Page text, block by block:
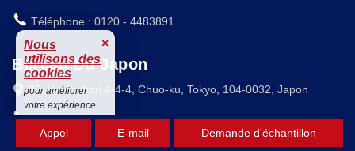
Appel E-mail Demande d'échantillon
Téléphone : 0120 - 4483891
Bureau Du Japon
3F, Hatchobori 4-4-4, Chuo-ku, Tokyo, 104-0032, Japon
Téléphone : +81 - 5050505761
Nous
utilisons des
cookies
×
pour améliorer
votre expérience.